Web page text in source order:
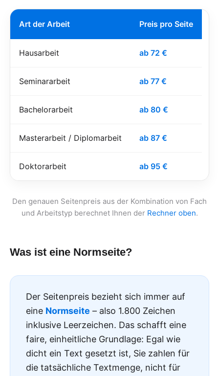
Art der Arbeit Preis pro Seite
Hausarbeit ab 72 €
Seminararbeit ab 77 €
Bachelorarbeit ab 80 €
Masterarbeit / Diplomarbeit ab 87 €
Doktorarbeit ab 95 €
Den genauen Seitenpreis aus der Kombination von Fach
und Arbeitstyp berechnet Ihnen der Rechner oben.
Was ist eine Normseite?
Der Seitenpreis bezieht sich immer auf
eine Normseite – also 1.800 Zeichen
inklusive Leerzeichen. Das schafft eine
faire, einheitliche Grundlage: Egal wie
dicht ein Text gesetzt ist, Sie zahlen für
die tatsächliche Textmenge, nicht für